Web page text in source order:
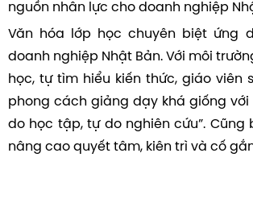
nguồn nhân lực cho doanh nghiệp
Văn hóa lớp học chuyên biệt ứng
doanh nghiệp Nhật Bản. Với môi
học, tự tìm hiểu kiến thức, giáo
phong cách giảng dạy khá giống
do học tập, tự do nghiên cứu”.
nâng cao quyết tâm, kiên trì và cố